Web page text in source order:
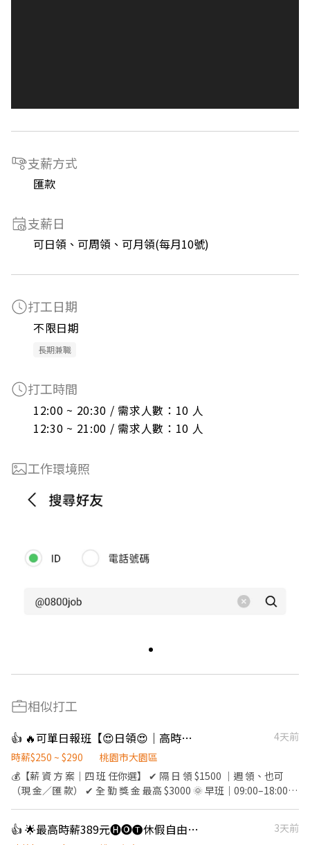
支薪方式
匯款
支薪日
可日領、可周領、可月領(每月10號)
打工日期
不限日期
長期兼職
打工時間
12:00 ~ 20:30 / 需求人數：10 人
12:30 ~ 21:00 / 需求人數：10 人
工作環境照
相似打工
👍 🔥可單日報班【😍日領😍｜高時薪 290】大園物流人員強力招募中！🔥
4天前
時薪$250 ~ $290
桃園市大園區
💰【薪 資 方 案｜四 班 任你選】 ✔ 隔 日 領 $1500 ｜週 領、也可
（現 金／匯 款） ✔ 全 勤 獎 金 最高 $3000 🌞 早班｜09:00–18:00
290 週休：時薪 $ 280 🌆 晚八班｜20:00–24:00 排休：時薪 $ 270 週
👍 🌟最高時薪389元🅗🅞🅣休假自由選🌟短暑期打工
3天前